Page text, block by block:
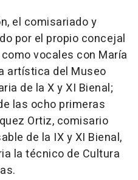
el comisariado y
por el propio concejal
vocales con María
artística del Museo
de la X y XI Bienal;
las ocho primeras
Ortiz, comisario
de la IX y XI Bienal,
la técnico de Cultura